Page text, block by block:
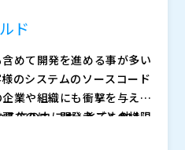
ド
めて開発を進める事が多い
のシステムのソースコード
業や組織にも衝撃を与えま
方の中には、とても他人
びに自社は大丈夫か不安に
なのは、開発者ごとの権限
ナンスを徹底することで